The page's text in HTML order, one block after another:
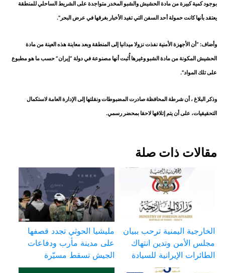
بوجود كمية كبيرة من مادة الحشيش والشبو المخدر متواجدة على الشريط الساحلي للمنطقة
يعتقد بأنها كانت حمولة أحد السفن التي تفيد الأخبار بغرقها في عرض البحر”.
وأضاف: “أن الأجهزة الأمنية نفذت نزولا ميدانيا إلى المنطقة وبعد معاينة هذه العينة من مادة
الحشيش المكونة من مادة الشبو وغيرها أُثبت أنها مصنوعة في دولة “إيران” حسب ما هو مطبوع
على تلك المواد”.
وذكر البلاغ ، أن شرطة المحافظة صادرت المضبوطات ونقلتها إلى الإدارة العامة لاستكمال
التحقيقيات، على أن يتم إتلافها لاحقا بمحضر رسمي.
مقالات ذات صلة
الخارجية اليمنية ترحب ببيان
مجلس الأمن وتدين انتهاك
الطائرات الإيرانية للسيادة
مليشيا الحوثي تجدد قصفها
على مدينة مأرب ودفاعات
الجيش تسقط مسيّرة